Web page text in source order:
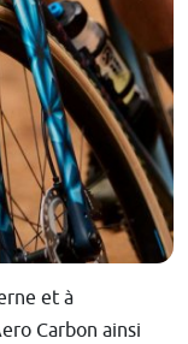
et à
Carbon ainsi